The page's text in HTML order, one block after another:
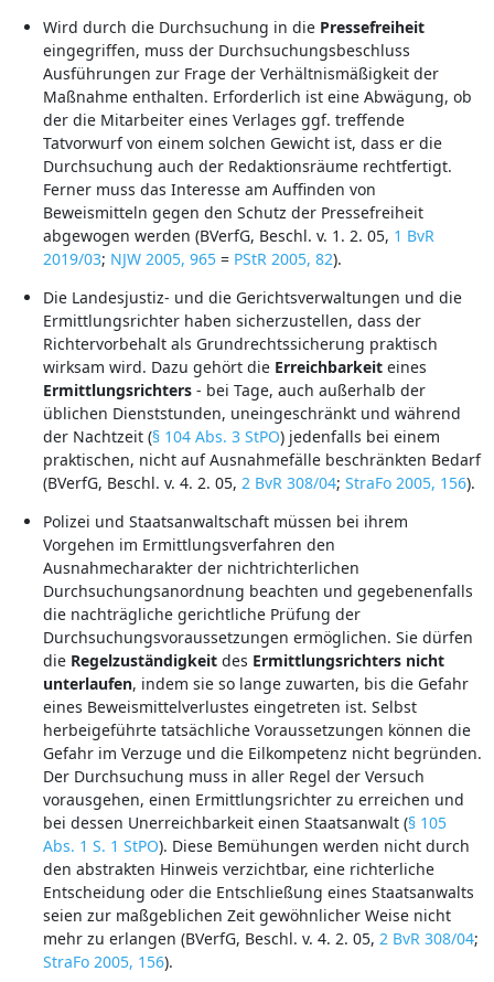
Wird durch die Durchsuchung in die Pressefreiheit
eingegriffen, muss der Durchsuchungsbeschluss
Ausführungen zur Frage der Verhältnismäßigkeit der
Maßnahme enthalten. Erforderlich ist eine Abwägung, ob
der die Mitarbeiter eines Verlages ggf. treffende
Tatvorwurf von einem solchen Gewicht ist, dass er die
Durchsuchung auch der Redaktionsräume rechtfertigt.
Ferner muss das Interesse am Auffinden von
Beweismitteln gegen den Schutz der Pressefreiheit
abgewogen werden (BVerfG, Beschl. v. 1. 2. 05, 1 BvR
2019/03; NJW 2005, 965= PStR 2005, 82).
Die Landesjustiz- und die Gerichtsverwaltungen und die
Ermittlungsrichter haben sicherzustellen, dass der
Richtervorbehalt als Grundrechtssicherung praktisch
wirksam wird. Dazu gehört die Erreichbarkeiteines
Ermittlungsrichters- bei Tage, auch außerhalb der
üblichen Dienststunden, uneingeschränkt und während
der Nachtzeit (§ 104 Abs. 3 StPO) jedenfalls bei einem
praktischen, nicht auf Ausnahmefälle beschränkten Bedarf
(BVerfG, Beschl. v. 4. 2. 05, 2 BvR 308/04; StraFo 2005, 156).
Polizei und Staatsanwaltschaft müssen bei ihrem
Vorgehen im Ermittlungsverfahren den
Ausnahmecharakter der nichtrichterlichen
Durchsuchungsanordnung beachten und gegebenenfalls
die nachträgliche gerichtliche Prüfung der
Durchsuchungsvoraussetzungen ermöglichen. Sie dürfen
die Regelzuständigkeitdes Ermittlungsrichters nicht
unterlaufen, indem sie so lange zuwarten, bis die Gefahr
eines Beweismittelverlustes eingetreten ist. Selbst
herbeigeführte tatsächliche Voraussetzungen können die
Gefahr im Verzuge und die Eilkompetenz nicht begründen.
Der Durchsuchung muss in aller Regel der Versuch
vorausgehen, einen Ermittlungsrichter zu erreichen und
bei dessen Unerreichbarkeit einen Staatsanwalt (§ 105
Abs. 1 S. 1 StPO). Diese Bemühungen werden nicht durch
den abstrakten Hinweis verzichtbar, eine richterliche
Entscheidung oder die Entschließung eines Staatsanwalts
seien zur maßgeblichen Zeit gewöhnlicher Weise nicht
mehr zu erlangen (BVerfG, Beschl. v. 4. 2. 05, 2 BvR 308/04;
StraFo 2005, 156).